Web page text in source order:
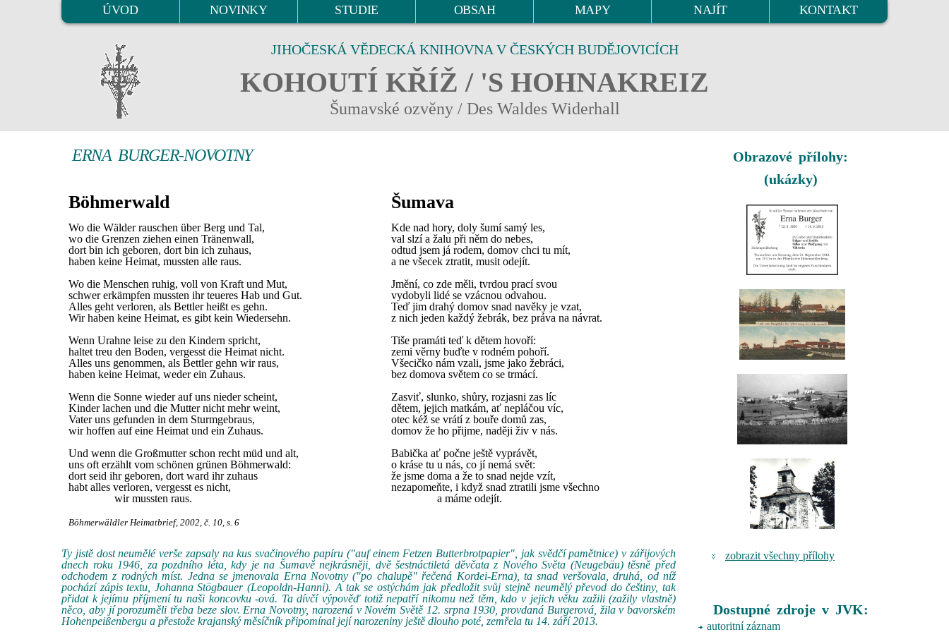
ÚVOD NOVINKY STUDIE OBSAH MAPY NAJÍT KONTAKT
JIHOČESKÁ VĚDECKÁ KNIHOVNA V ČESKÝCH BUDĚJOVICÍCH
KOHOUTÍ KŘÍŽ / 'S HOHNAKREIZ
Šumavské ozvěny / Des Waldes Widerhall
ERNA BURGER-NOVOTNY
Böhmerwald
Wo die Wälder rauschen über Berg und Tal,
wo die Grenzen ziehen einen Tränenwall,
dort bin ich geboren, dort bin ich zuhaus,
haben keine Heimat, mussten alle raus.
Wo die Menschen ruhig, voll von Kraft und Mut,
schwer erkämpfen mussten ihr teueres Hab und Gut.
Alles geht verloren, als Bettler heißt es gehn.
Wir haben keine Heimat, es gibt kein Wiedersehn.
Wenn Urahne leise zu den Kindern spricht,
haltet treu den Boden, vergesst die Heimat nicht.
Alles uns genommen, als Bettler gehn wir raus,
haben keine Heimat, weder ein Zuhaus.
Wenn die Sonne wieder auf uns nieder scheint,
Kinder lachen und die Mutter nicht mehr weint,
Vater uns gefunden in dem Sturmgebraus,
wir hoffen auf eine Heimat und ein Zuhaus.
Und wenn die Großmutter schon recht müd und alt,
uns oft erzählt vom schönen grünen Böhmerwald:
dort seid ihr geboren, dort ward ihr zuhaus
habt alles verloren, vergesst es nicht,
wir mussten raus.
Šumava
Kde nad hory, doly šumí samý les,
val slzí a žalu při něm do nebes,
odtud jsem já rodem, domov chci tu mít,
a ne všecek ztratit, musit odejít.
Jmění, co zde měli, tvrdou prací svou
vydobyli lidé se vzácnou odvahou.
Teď jim drahý domov snad navěky je vzat,
z nich jeden každý žebrák, bez práva na návrat.
Tiše pramáti teď k dětem hovoří:
zemi věrny buďte v rodném pohoří.
Všecičko nám vzali, jsme jako žebráci,
bez domova světem co se trmácí.
Zasviť, slunko, shůry, rozjasni zas líc
dětem, jejich matkám, ať nepláčou víc,
otec kéž se vrátí z bouře domů zas,
domov že ho přijme, naději živ v nás.
Babička ať počne ještě vyprávět,
o kráse tu u nás, co jí nemá svět:
že jsme doma a že to snad nejde vzít,
nezapomeňte, i když snad ztratili jsme všechno
a máme odejít.
Böhmerwäldler Heimatbrief, 2002, č. 10, s. 6
Ty jistě dost neumělé verše zapsaly na kus svačinového papíru ("auf einem Fetzen Butterbrotpapier", jak svědčí pamětnice) v zářijových
dnech roku 1946, za pozdního léta, kdy je na Šumavě nejkrásněji, dvě šestnáctiletá děvčata z Nového Světa (Neugebäu) těsně před
odchodem z rodných míst. Jedna se jmenovala Erna Novotny ("po chalupě" řečená Kordei-Erna), ta snad veršovala, druhá, od níž
pochází zápis textu, Johanna Stögbauer (Leopoldn-Hanni). A tak se ostýchám jak předložit svůj stejně neumělý převod do češtiny, tak
přidat k jejímu příjmení tu naši koncovku -ová. Ta dívčí výpověď totiž nepatří nikomu než těm, kdo v jejich věku zažili (zažily vlastně)
něco, aby jí porozuměli třeba beze slov. Erna Novotny, narozená v Novém Světě 12. srpna 1930, provdaná Burgerová, žila v bavorském
Hohenpeißenbergu a přestože krajanský měsíčník připomínal její narozeniny ještě dlouho poté, zemřela tu 14. září 2013.
Obrazové přílohy:
(ukázky)
zobrazit všechny přílohy
Dostupné zdroje v JVK:
autoritní záznam